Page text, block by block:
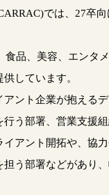
では、27卒
食品、美容、エンタ
しています。
ント企業が抱える
う部署、営業支援
イアント開拓や、協
う部署などがあり